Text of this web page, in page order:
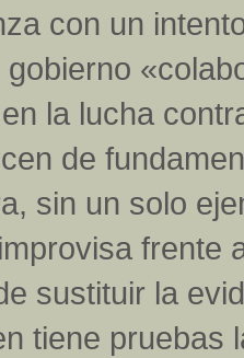
con un
la lucha
de
sin un solo
frente
sustituir la
tiene pruebas